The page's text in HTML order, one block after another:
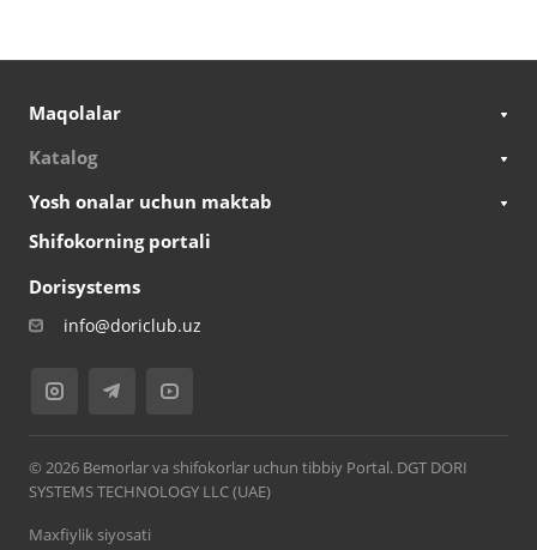
Maqolalar
Katalog
Yosh onalar uchun maktab
Shifokorning portali
Dorisystems
info@doriclub.uz
© 2026 Bemorlar va shifokorlar uchun tibbiy Portal. DGT DORI
SYSTEMS TECHNOLOGY LLC (UAE)
Maxfiylik siyosati